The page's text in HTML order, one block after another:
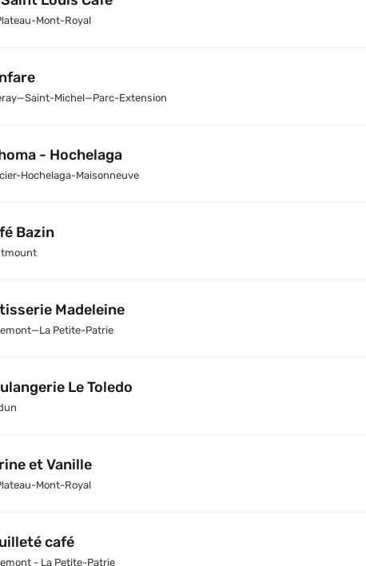
Mont-Royal
Michel—Parc-Extension
- Hochelaga
Hochelaga-Maisonneuve
Bazin
Madeleine
Petite-Patrie
Le Toledo
et Vanille
Mont-Royal
café
- La Petite-Patrie